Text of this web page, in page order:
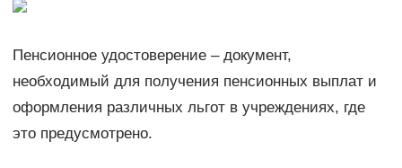
Пенсионное удостоверение – документ,
необходимый для получения пенсионных выплат и
оформления различных льгот в учреждениях, где
это предусмотрено.